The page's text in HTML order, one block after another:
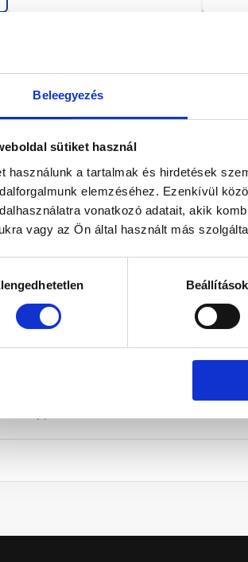
Beleegyezés
sütiket használ
használunk a tartalmak és hirdetések
elemzéséhez. Ezenkívül
vonatkozó adatait, akik
vagy az Ön által használt más
Beállítások
Tartózkodási idő:
Kétágyas Standard Szoba
All Inclusive
Budapest
Járatinformációk
Kétágyas Standard Szoba
All Inclusive